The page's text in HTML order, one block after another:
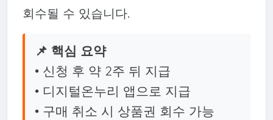
회수될 수 있습니다.
📌 핵심 요약
• 신청 후 약 2주 뒤 지급
• 디지털온누리 앱으로 지급
• 구매 취소 시 상품권 회수 가능